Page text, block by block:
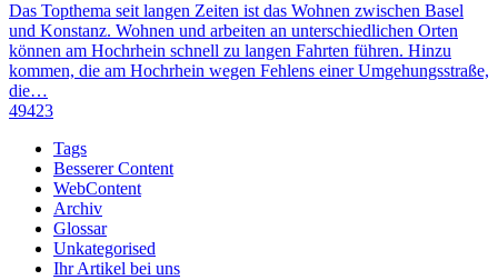
Das Topthema seit langen Zeiten ist das Wohnen zwischen Basel
und Konstanz. Wohnen und arbeiten an unterschiedlichen Orten
können am Hochrhein schnell zu langen Fahrten führen. Hinzu
kommen, die am Hochrhein wegen Fehlens einer Umgehungsstraße,
die…
49423
Tags
Besserer Content
WebContent
Archiv
Glossar
Unkategorised
Ihr Artikel bei uns